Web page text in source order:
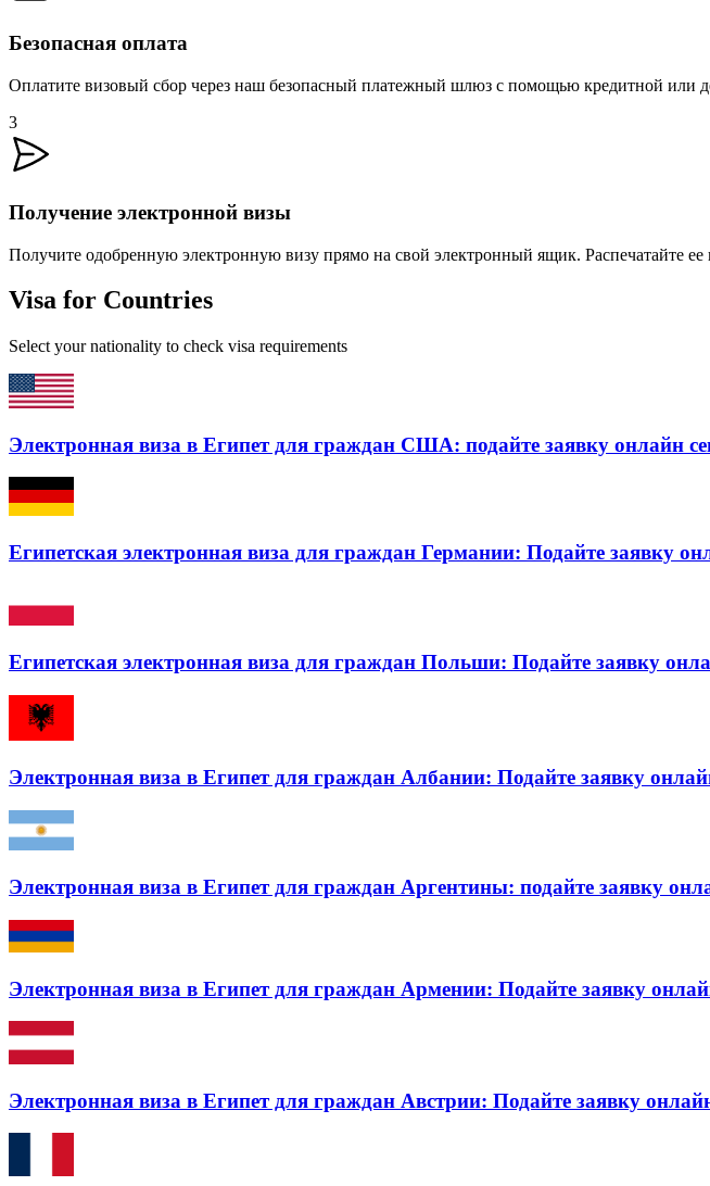
Безопасная оплата
Оплатите визовый сбор через наш безопасный платежный шлюз с помощью кредитной или
3
Получение электронной визы
Получите одобренную электронную визу прямо на свой электронный ящик. Распечатайте ее
Visa for Countries
Select your nationality to check visa requirements
Электронная виза в Египет для граждан США: подайте заявку онлайн
Египетская электронная виза для граждан Германии: Подайте заявку
Египетская электронная виза для граждан Польши: Подайте заявку
Электронная виза в Египет для граждан Албании: Подайте заявку
Электронная виза в Египет для граждан Аргентины: подайте заявку
Электронная виза в Египет для граждан Армении: Подайте заявку
Электронная виза в Египет для граждан Австрии: Подайте заявку